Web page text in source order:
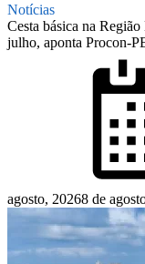
Notícias
Cesta básica na
julho, aponta Procon-
agosto, 20268 de